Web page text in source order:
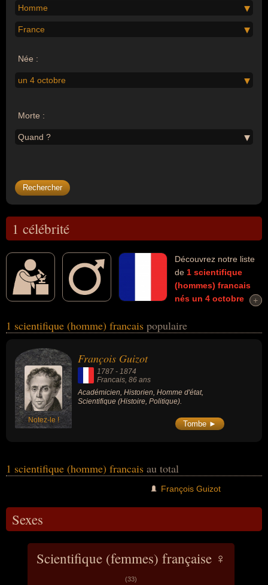
Homme
France
Née :
un 4 octobre
Morte :
Quand ?
1 célébrité
Découvrez notre liste
de 1 scientifique
(hommes) francais
nés un 4 octobre
personnalités (de sexe masculin) peuvent avoir des liens variés
peuvent également avoir été académicien, historien ou homme
d'état.
+
+
1 scientifique (homme) francais populaire
Notez-le !
François Guizot
1787 - 1874
Francais, 86 ans
Académicien, Historien, Homme d'état,
Scientifique (Histoire, Politique).
Tombe ►
1 scientifique (homme) francais au total
François Guizot
Sexes
Scientifique (femmes) française ♀
(33)